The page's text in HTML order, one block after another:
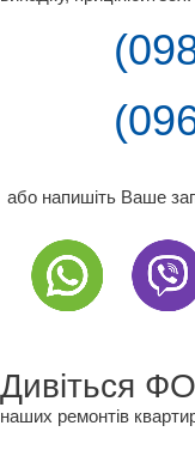
або напишіть Ваше
Дивіться
наших ремонтів